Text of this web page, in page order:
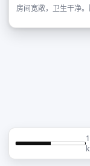
房间宽敞，卫生干净。